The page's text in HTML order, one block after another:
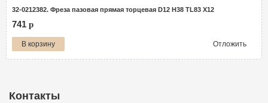
32-0212382. Фреза пазовая прямая торцевая D12 H38 TL83 Х12
741 p
В корзину Отложить
Контакты